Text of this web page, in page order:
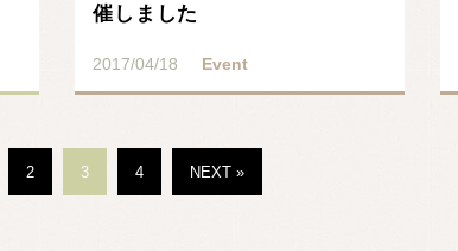
催しました
2017/04/18 Event
2 3 4 NEXT »